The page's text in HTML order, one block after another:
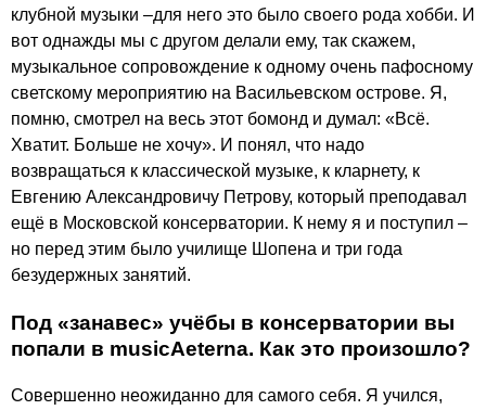
клубной музыки –для него это было своего рода хобби. И
вот однажды мы с другом делали ему, так скажем,
музыкальное сопровождение к одному очень пафосному
светскому мероприятию на Васильевском острове. Я,
помню, смотрел на весь этот бомонд и думал: «Всё.
Хватит. Больше не хочу». И понял, что надо
возвращаться к классической музыке, к кларнету, к
Евгению Александровичу Петрову, который преподавал
ещё в Московской консерватории. К нему я и поступил –
но перед этим было училище Шопена и три года
безудержных занятий.
Под «занавес» учёбы в консерватории вы
попали в musicAeterna. Как это произошло?
Совершенно неожиданно для самого себя. Я учился,